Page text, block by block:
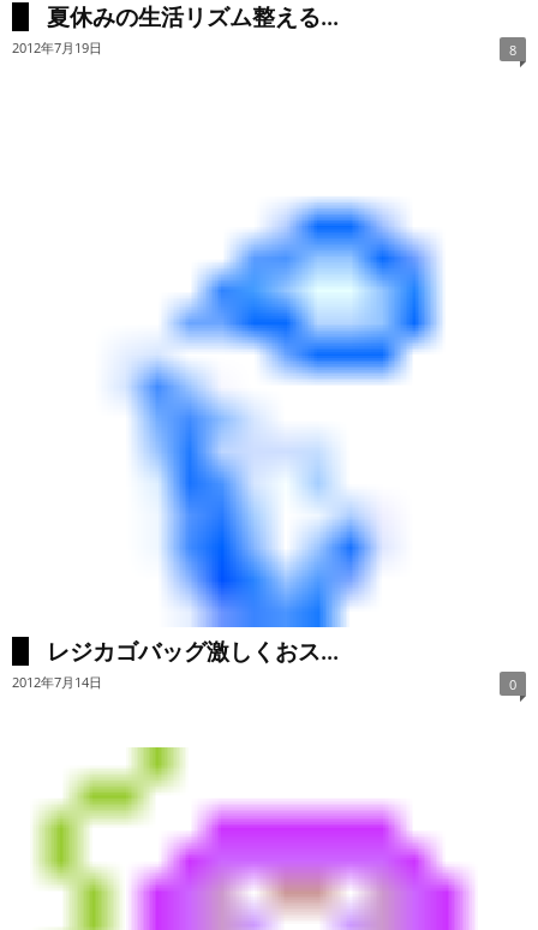
夏休みの生活リズム整える...
2012年7月19日 8
レジカゴバッグ激しくおス...
2012年7月14日 0